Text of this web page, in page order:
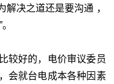
决之道还是要沟通 ，
较好的，电价审议委员
会就台电成本各种因素